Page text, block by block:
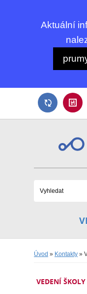
Aktuální
Úvod » Kontakty »
VEDENÍ ŠKOLY